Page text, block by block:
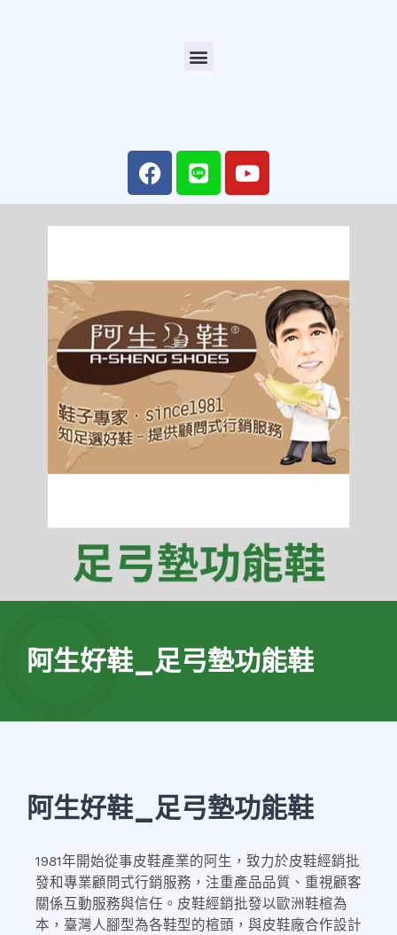
阿生好鞋_足弓墊功能鞋
阿生好鞋_足弓墊功能鞋
1981年開始從事皮鞋產業的阿生，致力於皮鞋經銷批
發和專業顧問式行銷服務，注重產品品質、重視顧客
關係互動服務與信任。皮鞋經銷批發以歐洲鞋楦為
本，臺灣人腳型為各鞋型的楦頭，與皮鞋廠合作設計